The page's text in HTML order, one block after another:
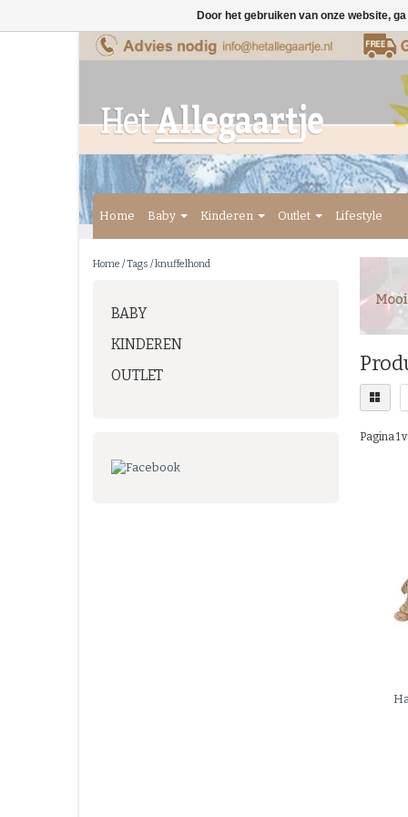
Home Baby Kinderen Outlet Lifestyle
Home /Tags /knuffelhond
BABY
KINDEREN
OUTLET
Pagina 1
Door het gebruiken van onze website,